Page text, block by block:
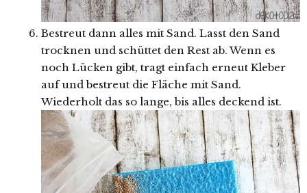
Bestreut dann alles mit Sand. Lasst den Sand
trocknen und schüttet den Rest ab. Wenn es
noch Lücken gibt, tragt einfach erneut Kleber
auf und bestreut die Fläche mit Sand.
Wiederholt das so lange, bis alles deckend ist.